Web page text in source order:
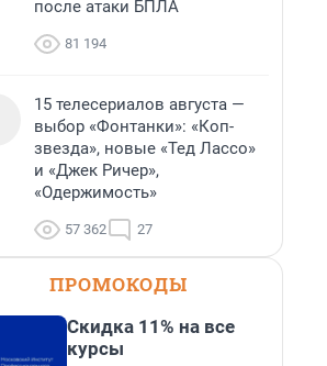
после атаки БПЛА
81 194
15 телесериалов августа —
выбор «Фонтанки»: «Коп-
звезда», новые «Тед Лассо»
и «Джек Ричер»,
«Одержимость»
57 362 27
ПРОМОКОДЫ
Скидка 11% на все
курсы